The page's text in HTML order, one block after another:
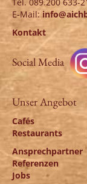
E-Mail:
Kontakt
Social Media
Unser Angebot
Cafés
Restaurants
Ansprechpartner
Referenzen
Jobs